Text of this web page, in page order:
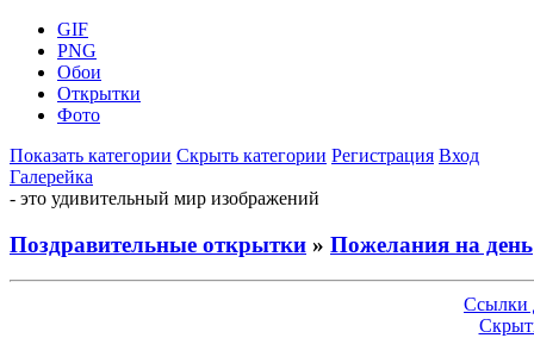
GIF
PNG
Обои
Открытки
Фото
Показать категории Скрыть категории Регистрация Вход
Галерейка
- это удивительный мир изображений
Поздравительные открытки » Пожелания на день
Ссылки